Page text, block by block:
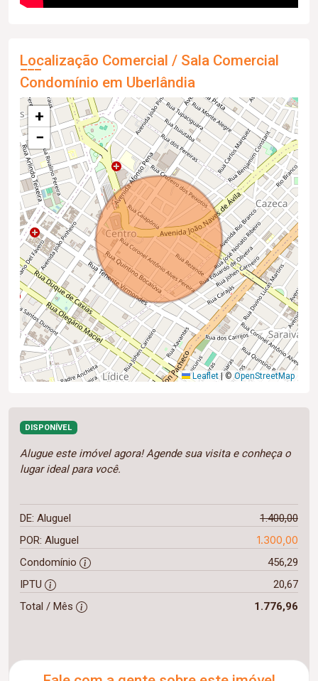
Localização Comercial / Sala Comercial
Condomínio em Uberlândia
+
−
Leaflet |©OpenStreetMap
DISPONÍVEL
Alugue este imóvel agora! Agende sua visita e conheça o
lugar ideal para você.
DE: Aluguel
1.400,00
POR: Aluguel
1.300,00
Condomínio
456,29
IPTU
20,67
Total / Mês
1.776,96